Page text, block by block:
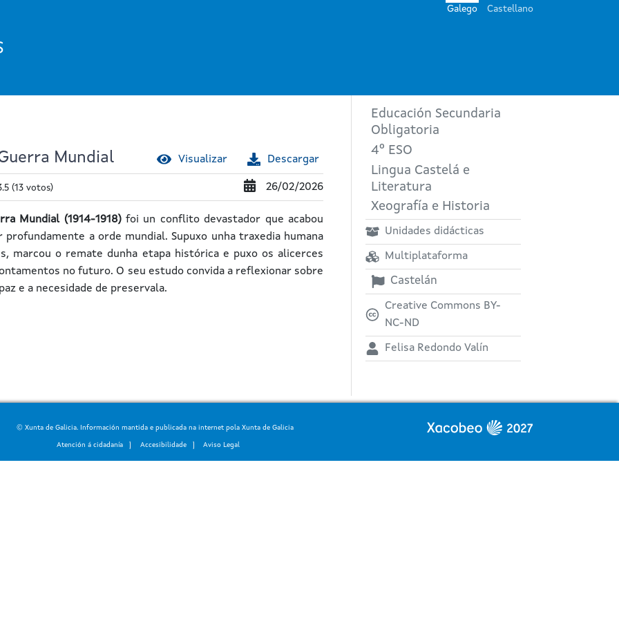
Galego Castellano
Mundial Visualizar Descargar
(13 votos) 26/02/2026
Mundial (1914-1918)foi un conflito devastador que acabou
a orde mundial. Supuxo unha traxedia humana
marcou o remate dunha etapa histórica e puxo os alicerces
no futuro. O seu estudo convida a reflexionar sobre
e a necesidade de preservala.
Educación Secundaria
Obligatoria
4º ESO
Lingua Castelá e
Literatura
Xeografía e Historia
Unidades didácticas
Multiplataforma
Castelán
Creative Commons BY-
NC-ND
Felisa Redondo Valín
© Xunta de Galicia. Información mantida e publicada na internet pola Xunta de Galicia
Atención á cidadanía Accesibilidade Aviso Legal